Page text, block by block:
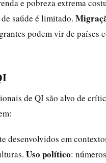
e pobreza extrema
saúde é limitado.
podem vir de países
de QI são alvo de
desenvolvidos em
Uso político: